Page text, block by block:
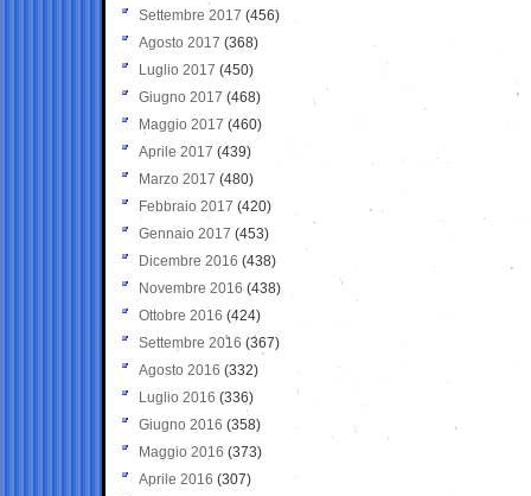
Settembre 2017 (456)
Agosto 2017 (368)
Luglio 2017 (450)
Giugno 2017 (468)
Maggio 2017 (460)
Aprile 2017 (439)
Marzo 2017 (480)
Febbraio 2017 (420)
Gennaio 2017 (453)
Dicembre 2016 (438)
Novembre 2016 (438)
Ottobre 2016 (424)
Settembre 2016 (367)
Agosto 2016 (332)
Luglio 2016 (336)
Giugno 2016 (358)
Maggio 2016 (373)
Aprile 2016 (307)